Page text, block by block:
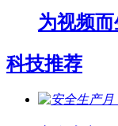
为视频
科技推荐